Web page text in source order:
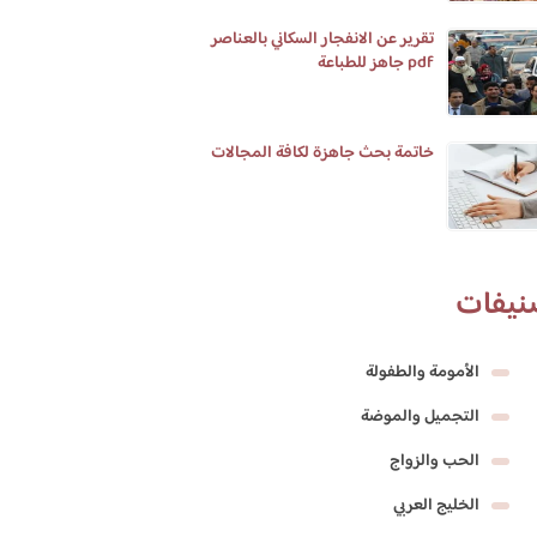
تقرير عن الانفجار السكاني بالعناصر
pdf جاهز للطباعة
خاتمة بحث جاهزة لكافة المجالات
الأمومة والطفولة
التجميل والموضة
الحب والزواج
الخليج العربي